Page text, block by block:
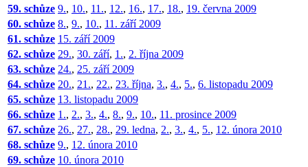
59. schůze 9., 10., 11., 12., 16., 17., 18., 19. června 2009
60. schůze 8., 9., 10., 11. září 2009
61. schůze 15. září 2009
62. schůze 29., 30. září, 1., 2. října 2009
63. schůze 24., 25. září 2009
64. schůze 20., 21., 22., 23. října, 3., 4., 5., 6. listopadu 2009
65. schůze 13. listopadu 2009
66. schůze 1., 2., 3., 4., 8., 9., 10., 11. prosince 2009
67. schůze 26., 27., 28., 29. ledna, 2., 3., 4., 5., 12. února 2010
68. schůze 9., 12. února 2010
69. schůze 10. února 2010